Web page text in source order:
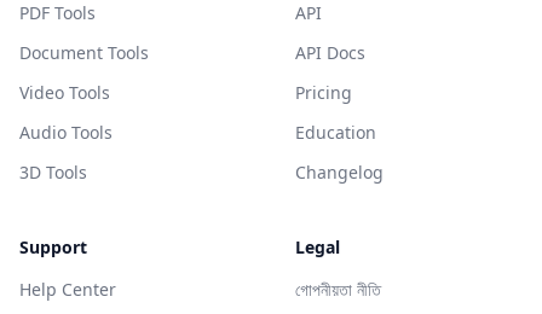
PDF Tools
Document Tools
Video Tools
Audio Tools
3D Tools
API
API Docs
Pricing
Education
Changelog
Support
Help Center
Legal
গোপনীয়তা নীতি